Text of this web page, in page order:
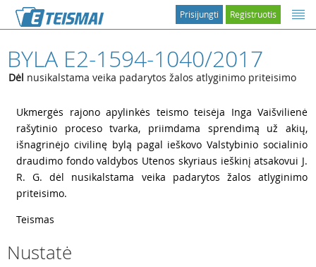
Registruotis
Prisijungti
BYLA E2-1594-1040/2017
Dėl nusikalstama veika padarytos žalos atlyginimo priteisimo
Ukmergės rajono apylinkės teismo teisėja Inga Vaišvilienė
rašytinio proceso tvarka, priimdama sprendimą už akių,
išnagrinėjo civilinę bylą pagal ieškovo Valstybinio socialinio
draudimo fondo valdybos Utenos skyriaus ieškinį atsakovui J.
R. G. dėl nusikalstama veika padarytos žalos atlyginimo
priteisimo.
Teismas
Nustatė